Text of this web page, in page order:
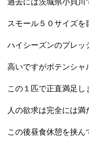
過去には茨城県小貝川
スモール５０サイズを
ハイシーズンのプレッ
高いですがポテンシャ
この１匹で正直満足し
人の欲求は完全には満
この後昼食休憩を挟ん